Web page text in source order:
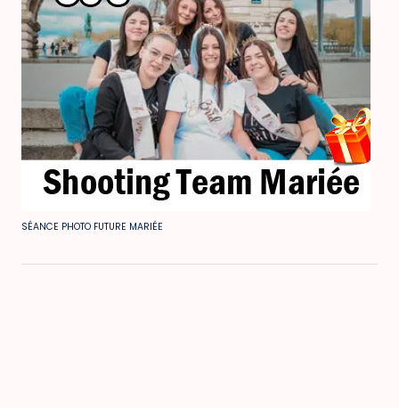
SÉANCE PHOTO FUTURE MARIÉE